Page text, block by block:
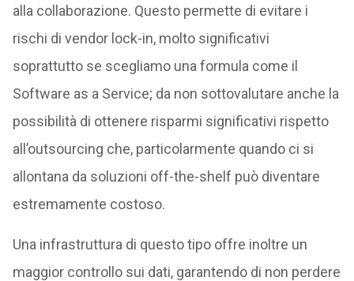
alla collaborazione. Questo permette di evitare i
rischi di vendor lock-in, molto significativi
soprattutto se scegliamo una formula come il
Software as a Service; da non sottovalutare anche la
possibilità di ottenere risparmi significativi rispetto
all’outsourcing che, particolarmente quando ci si
allontana da soluzioni off-the-shelf può diventare
estremamente costoso.
Una infrastruttura di questo tipo offre inoltre un
maggior controllo sui dati, garantendo di non perdere